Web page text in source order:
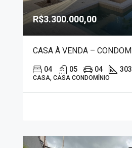
R$3.300.000,00
04 05 04 303
CASA, CASA CONDOMÍNIO